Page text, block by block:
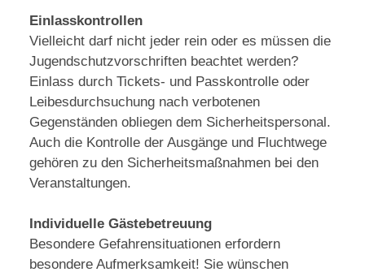
Einlasskontrollen
Vielleicht darf nicht jeder rein oder es müssen die
Jugendschutzvorschriften beachtet werden?
Einlass durch Tickets- und Passkontrolle oder
Leibesdurchsuchung nach verbotenen
Gegenständen obliegen dem Sicherheitspersonal.
Auch die Kontrolle der Ausgänge und Fluchtwege
gehören zu den Sicherheitsmaßnahmen bei den
Veranstaltungen.
Individuelle Gästebetreuung
Besondere Gefahrensituationen erfordern
besondere Aufmerksamkeit! Sie wünschen